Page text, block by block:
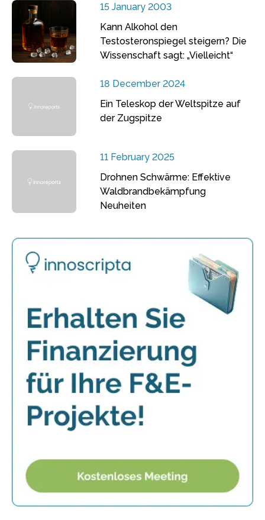
15 January 2003
Kann Alkohol den
Testosteronspiegel steigern? Die
Wissenschaft sagt: „Vielleicht“
18 December 2024
Ein Teleskop der Weltspitze auf
der Zugspitze
11 February 2025
Drohnen Schwärme: Effektive
Waldbrandbekämpfung
Neuheiten